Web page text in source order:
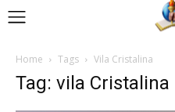
Home Tags Vila Cristalina
Tag: vila Cristalina